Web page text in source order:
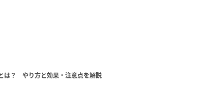
は？ やり方と効果・注意点を解説